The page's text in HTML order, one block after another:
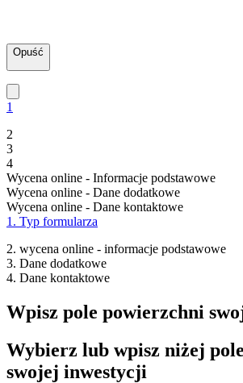
Opuść
1
2
3
4
Wycena online - Informacje podstawowe
Wycena online - Dane dodatkowe
Wycena online - Dane kontaktowe
1. Typ formularza
2. wycena online - informacje podstawowe
3. Dane dodatkowe
4. Dane kontaktowe
Wpisz pole powierzchni
Wybierz lub wpisz niżej
swojej inwestycji